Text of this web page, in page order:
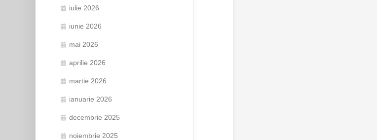
iulie 2026
iunie 2026
mai 2026
aprilie 2026
martie 2026
ianuarie 2026
decembrie 2025
noiembrie 2025